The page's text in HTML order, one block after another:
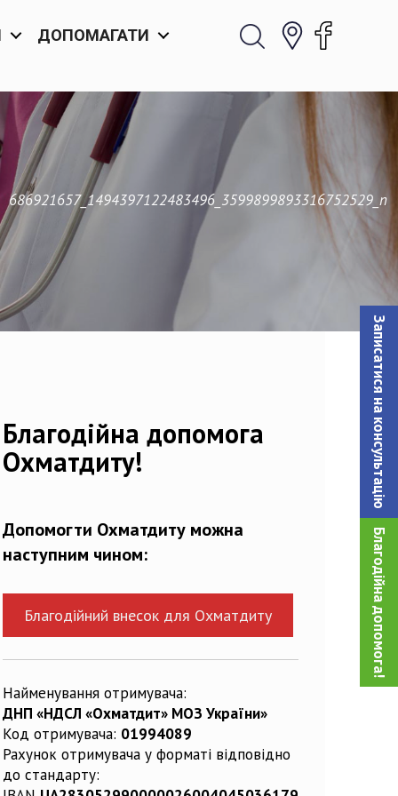
Записатися на консультацiю
Благодійна допомога!
ДОПОМАГАТИ
686921657_1494397122483496_3599899893316752529_n
Благодійна допомога
Охматдиту!
Допомогти Охматдиту можна
наступним чином:
Благодійний внесок для Охматдиту
Найменування отримувача:
ДНП «НДСЛ «Охматдит» МОЗ України»
Код отримувача: 01994089
Рахунок отримувача у форматі відповідно
до стандарту: